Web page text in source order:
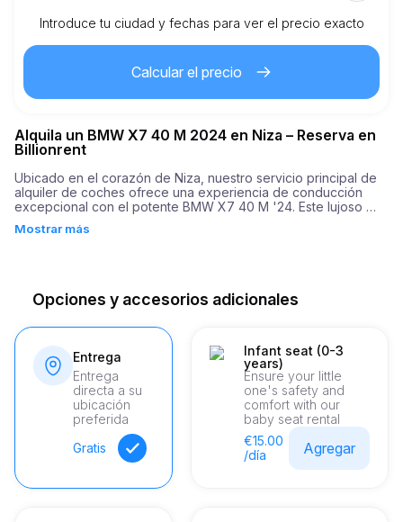
Km incluidos 150.00
Edad mínima 21
Depósito de seguridad 5,000.00 €
Introduce tu ciudad y fechas para ver el precio exacto
Calcular el precio
Alquila un BMW X7 40 M 2024 en Niza – Reserva en
Billionrent
Ubicado en el corazón de Niza, nuestro servicio principal de
alquiler de coches ofrece una experiencia de conducción
excepcional con el potente BMW X7 40 M '24. Este lujoso
perfecto para recorrer las pintorescas calles de esta animada
presume de impresionantes 352 caballos de fuerza que
impulsan este vehículo de lujo de 0 a 100 km/h en solo 6,2
dirección suave y sensible, asegura que su viaje por Niza, ya
sea explorando sus impresionantes paisajes o sus bulliciosas
zonas urbanas, sea nada menos que emocionante.
Mostrar más
Opciones y accesorios adicionales
Entrega
Entrega
directa a su
ubicación
preferida
Gratis
Infant seat (0-3
years)
Ensure your little
one's safety and
comfort with our
baby seat rental
€15.00
/día
Agregar